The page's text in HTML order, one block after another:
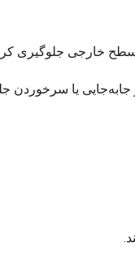
جابه‌جایی یا سرخوردن